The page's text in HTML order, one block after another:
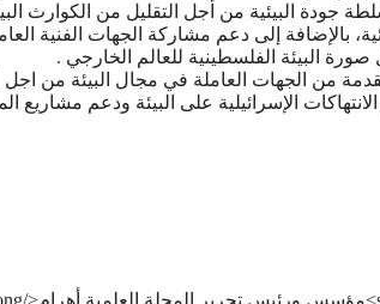
ﺟﻮﺩﺓ ﺍﻟﺒﻴﺌﻴﺔ ﻣﻦ ﺃﺟﻞ ﺍﻟﺘﻘﻠﻴﻞ ﻣﻦ ﺍﻟﻜﻮﺍﺭﺙ
ﺑﺎﻹﺿﺎﻓﺔ ﺇﻟﻰ ﺩﻋﻢ ﻣﺸﺎﺭﻛﺔ ﺍﻟﺠﻬﺎﺕ ﺍﻟﻔﻨﻴﺔ
ﺍﻟﺒﻴﺌﺔ ﺍﻟﻔﻠﺴﻄﻴﻨﻴﺔ ﻟﻠﻌﺎﻟﻢ ﺍﻟﺨﺎﺭﺟﻲ .
ﻣﻦ ﺍﻟﺠﻬﺎﺕ ﺍﻟﻌﺎﻣﻠﺔ ﻓﻲ ﻣﺠﺎﻝ ﺍﻟﺒﻴﺌﺔ ﻣﻦ ﺍﺟﻞ
ﺍﻹﺳﺮﺍﺋﻴﻠﻴﺔ ﻋﻠﻰ ﺍﻟﺒﻴﺌﺔ ﻭﺩﻋﻢ ﻣﺸﺎﺭﻳﻊ